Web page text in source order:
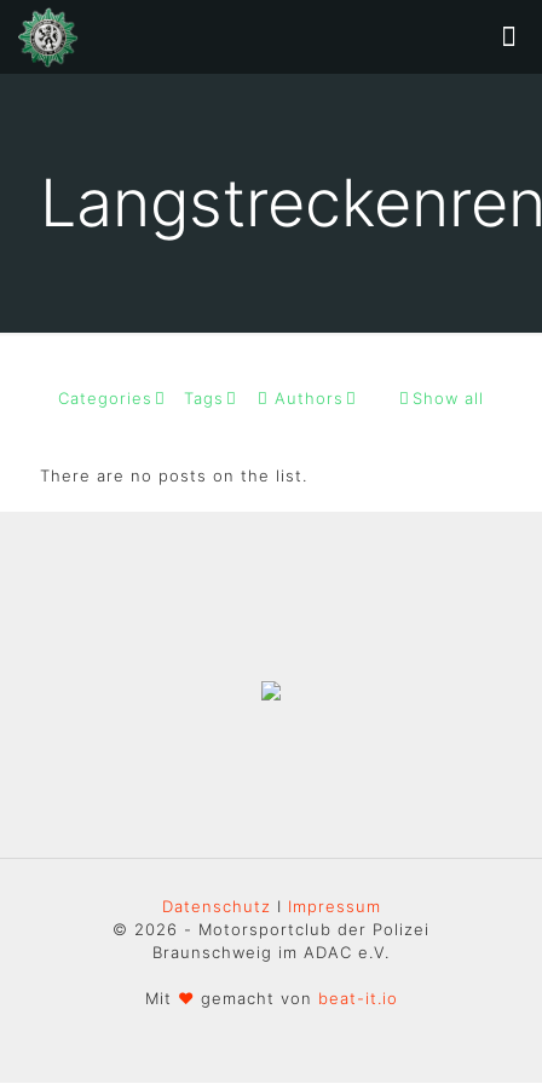
Categories Tags Authors Show all
There are no posts on the list.
Datenschutz I Impressum
© 2026 - Motorsportclub der Polizei
Braunschweig im ADAC e.V.
Mit ♥ gemacht von beat-it.io